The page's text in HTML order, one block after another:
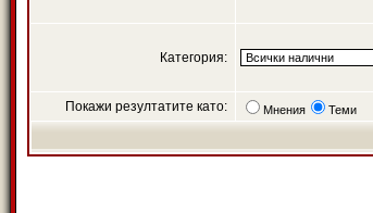
Категория:
Покажи резултатите като: Мнения Теми